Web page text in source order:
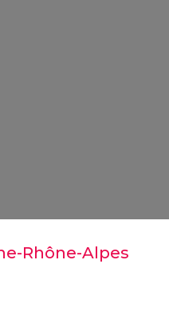
Rhône-Alpes